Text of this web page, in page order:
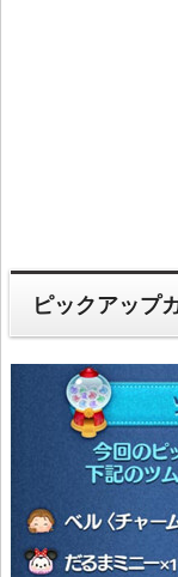
ピックアップ